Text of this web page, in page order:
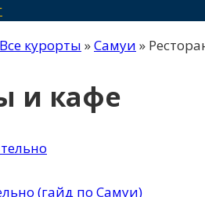
Все курорты »Самуи »
и кафе
(гайд по Самуи)